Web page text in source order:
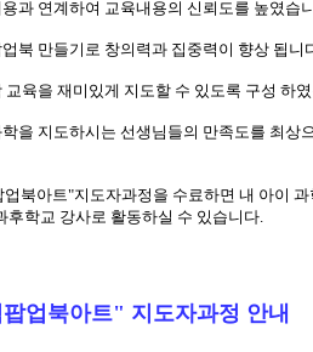
과 연계하여 교육내용의 신뢰도를 높였습
북 만들기로 창의력과 집중력이 향상 됩니
교육을 재미있게 지도할 수 있도록 구성 하
을 지도하시는 선생님들의 만족도를 최상
업북아트"지도자과정을 수료하면 내 아이 과
학교 강사로 활동하실 수 있습니다.
업북아트" 지도자과정 안내